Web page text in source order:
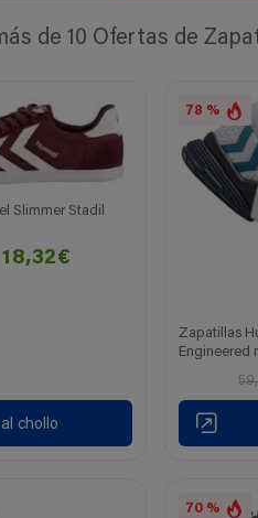
de 10 Ofertas de
Slimmer Stadil
18,32€
chollo
78 %
Zapatillas
Engineered
70 %